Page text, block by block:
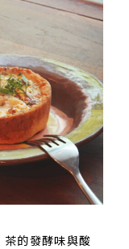
的發酵味與酸